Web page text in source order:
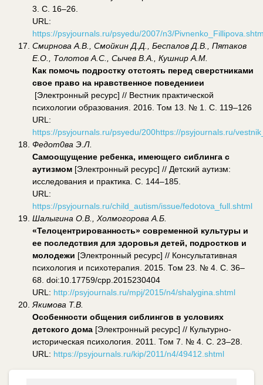
3. С. 16–26.
URL:
https://psyjournals.ru/psyedu/2007/n3/
Смирнова А.В., Смойкин Д.Д., Беспалов Д.В., Пятаков
Е.О., Толотов А.С., Сычев В.А., Кушнир А.М.
Как помочь подростку отстоять перед сверстниками
свое право на нравственное поведениеи
[Электронный ресурс] // Вестник практической
психологии образования. 2016. Том 13. № 1. С. 119–126
URL:
https://psyjournals.ru/psyedu/200https://psyjournals.ru/
Федот0ва Э.Л.
Самоощущение ребенка, имеющего сиблинга с
аутизмом [Электронный ресурс] // Детский аутизм:
исследования и практика. С. 144–185.
URL:
https://psyjournals.ru/child_autism/issue/fedotova_full.shtml
Шалыгина О.В., Холмогорова А.Б.
«Телоцентрированность» современной культуры и
ее последствия для здоровья детей, подростков и
молодежи [Электронный ресурс] // Консультативная
психология и психотерапия. 2015. Том 23. № 4. С. 36–
68. doi:10.17759/cpp.2015230404
URL: http://psyjournals.ru/mpj/2015/n4/shalygina.shtml
Якимова Т.В.
Особенности общения сиблингов в условиях
детского дома [Электронный ресурс] // Культурно-
историческая психология. 2011. Том 7. № 4. С. 23–28.
URL: https://psyjournals.ru/kip/2011/n4/49412.shtml